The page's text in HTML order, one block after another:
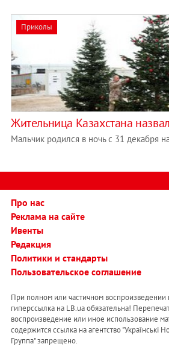
Приколы
Жительница Казахстана
Мальчик родился в ночь с 31 декабря
Про нас
Реклама на сайте
Ивенты
Редакция
Политики и стандарты
Пользовательское соглашение
При полном или частичном воспроизведении
гиперссылка на LB.ua обязательна!
воспроизведение или иное использование
содержится ссылка на агентство "Українськi
Группа" запрещено.